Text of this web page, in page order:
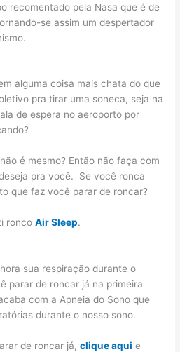
recomentado pela Nasa que é de
se assim um despertador
alguma coisa mais chata do que
pra tirar uma soneca, seja na
de espera no aeroporto por
é mesmo? Então não faça com
pra você. Se você ronca
que faz você parar de roncar?
roncoAir Sleep.
sua respiração durante o
parar de roncar já na primeira
com a Apneia do Sono que
durante o nosso sono.
de roncar já,clique aqui e